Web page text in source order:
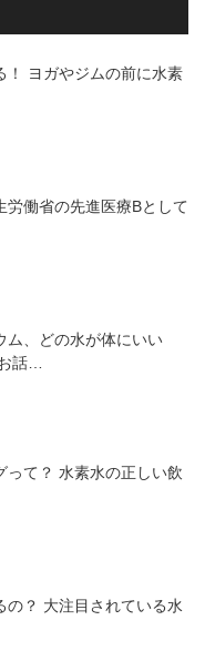
！ ヨガやジムの前に水素
労働省の先進医療Bとして
ム、どの水が体にいい
話…
って？ 水素水の正しい飲
の？ 大注目されている水